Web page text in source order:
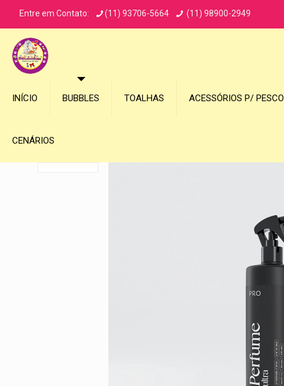
Entre em Contato: (11) 93706-5664 (11) 98900-2949
INÍCIO BUBBLES TOALHAS ACESSÓRIOS P/
CENÁRIOS